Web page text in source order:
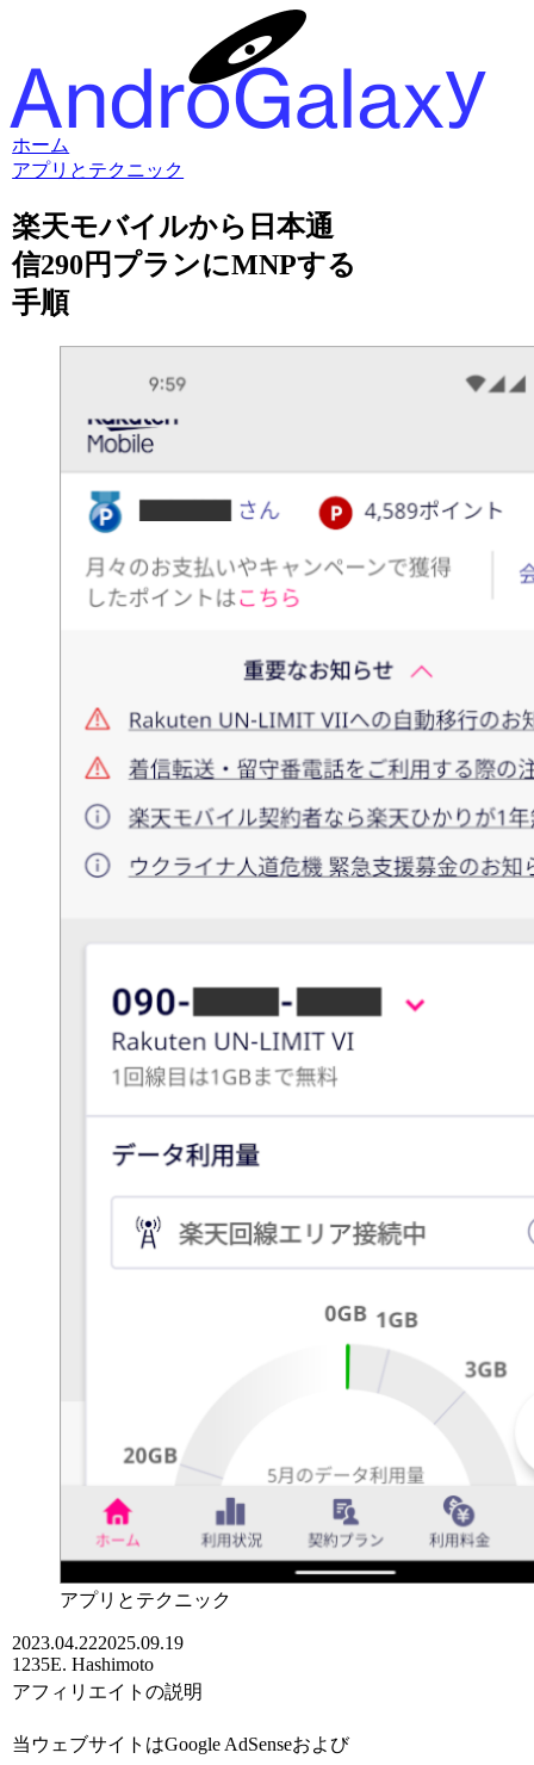
ホーム
アプリとテクニック
楽天モバイルから日本通
信290円プランにMNPする
手順
アプリとテクニック
2023.04.222025.09.19
1235E. Hashimoto
アフィリエイトの説明
当ウェブサイトはGoogle AdSenseおよび